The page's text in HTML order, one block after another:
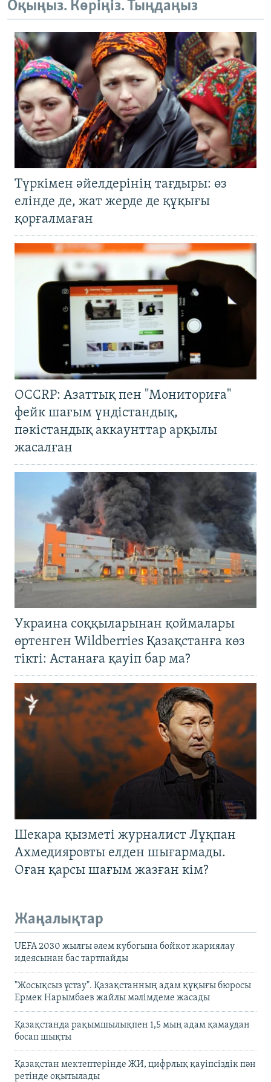
Оқыңыз. Көріңіз. Тыңдаңыз
Түркімен әйелдерінің тағдыры: өз
елінде де, жат жерде де құқығы
қорғалмаған
OCCRP: Азаттық пен "Мониториға"
фейк шағым үндістандық,
пәкістандық аккаунттар арқылы
жасалған
Украина соққыларынан қоймалары
өртенген Wildberries Қазақстанға көз
тікті: Астанаға қауіп бар ма?
Шекара қызметі журналист Лұқпан
Ахмедияровты елден шығармады.
Оған қарсы шағым жазған кім?
Жаңалықтар
UEFA 2030 жылғы әлем кубогына бойкот жариялау
идеясынан бас тартпайды
"Жосықсыз ұстау". Қазақстанның адам құқығы бюросы
Ермек Нарымбаев жайлы мәлімдеме жасады
Қазақстанда рақымшылықпен 1,5 мың адам қамаудан
босап шықты
Қазақстан мектептерінде ЖИ, цифрлық қауіпсіздік пән
ретінде оқытылады